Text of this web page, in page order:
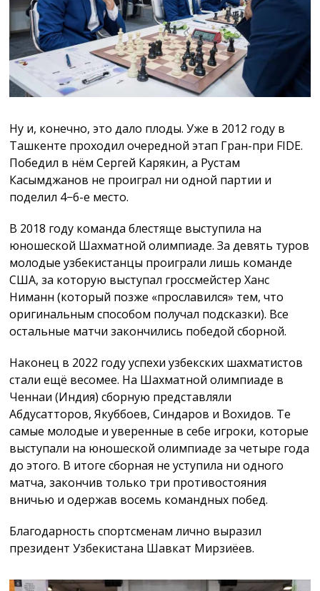
Ну и, конечно, это дало плоды. Уже в 2012 году в
Ташкенте проходил очередной этап Гран-при FIDE.
Победил в нём Сергей Карякин, а Рустам
Касымджанов не проиграл ни одной партии и
поделил 4−6-е место.
В 2018 году команда блестяще выступила на
юношеской Шахматной олимпиаде. За девять туров
молодые узбекистанцы проиграли лишь команде
США, за которую выступал гроссмейстер Ханс
Ниманн (который позже «прославился» тем, что
оригинальным способом получал подсказки). Все
остальные матчи закончились победой сборной.
Наконец в 2022 году успехи узбекских шахматистов
стали ещё весомее. На Шахматной олимпиаде в
Ченнаи (Индия) сборную представляли
Абдусатторов, Якуббоев, Синдаров и Вохидов. Те
самые молодые и уверенные в себе игроки, которые
выступали на юношеской олимпиаде за четыре года
до этого. В итоге сборная не уступила ни одного
матча, закончив только три противостояния
вничью и одержав восемь командных побед.
Благодарность спортсменам лично выразил
президент Узбекистана Шавкат Мирзиёев.